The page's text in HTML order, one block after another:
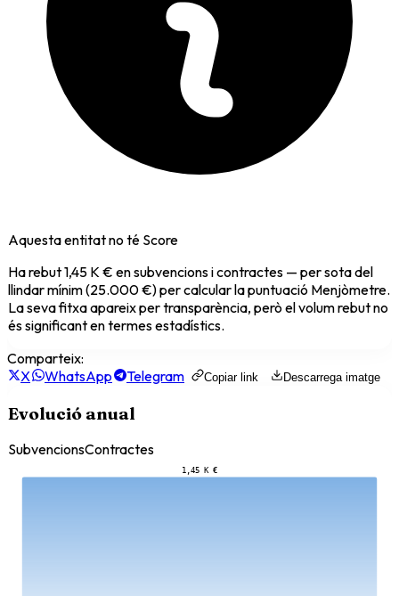
Aquesta entitat no té Score
Ha rebut1,45 K € en subvencions i contractes — per sota del
llindar mínim (25.000 €) per calcular la puntuació Menjòmetre.
La seva fitxa apareix per transparència, però el volum rebut no
és significant en termes estadístics.
Comparteix:
X
WhatsApp Telegram Copiar link Descarrega imatge
Evolució anual
SubvencionsContractes
1,45 K €